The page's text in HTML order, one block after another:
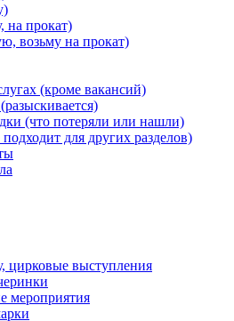
на прокат)
возьму на прокат)
(кроме вакансий)
(что потеряли или нашли)
подходит для других разделов)
цирковые выступления
мероприятия